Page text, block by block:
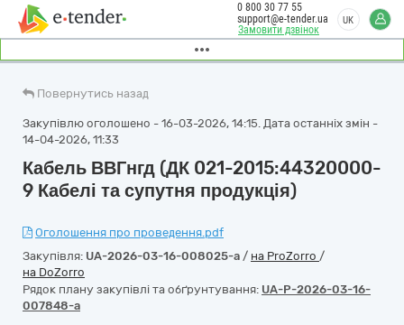
Замовити дзвінок
0 800 30 77 55
support@e-tender.ua
UK
Повернутись назад
Закупівлю оголошено - 16-03-2026, 14:15. Дата останніх змін -
14-04-2026, 11:33
Кабель ВВГнгд (ДК 021-2015:44320000-
9 Кабелі та супутня продукція)
Оголошення про проведення.pdf
Закупівля: UA-2026-03-16-008025-a / на ProZorro /
на DoZorro
Рядок плану закупівлі та обґрунтування: UA-P-2026-03-16-
007848-a